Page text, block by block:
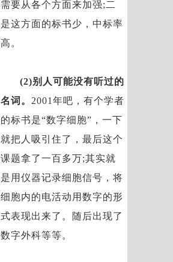
需要从各个方面来加强;二
是这方面的标书少，中标率
高。
(2)别人可能没有听过的
名词。 2001年吧，有个学者
的标书是“数字细胞”，一下
就把人吸引住了，最后这个
课题拿了一百多万;其实就
是用仪器记录细胞信号，将
细胞内的电活动用数字的形
式表现出来了。随后出现了
数字外科等等。